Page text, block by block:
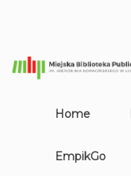
Home
EmpikGo